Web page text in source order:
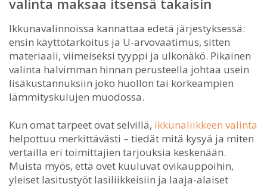
Ikkunavalinnoissa kannattaa edetä järjestyksessä:
ensin käyttötarkoitus ja U-arvovaatimus, sitten
materiaali, viimeiseksi tyyppi ja ulkonäkö. Pikainen
valinta halvimman hinnan perusteella johtaa usein
lisäkustannuksiin joko huollon tai korkeampien
lämmityskulujen muodossa.
Kun omat tarpeet ovat selvillä, ikkunaliikkeen valinta
helpottuu merkittävästi – tiedät mitä kysyä ja miten
vertailla eri toimittajien tarjouksia keskenään.
Muista myös, että ovet kuuluvat ovikauppoihin,
yleiset lasitustyöt lasiliikkeisiin ja laaja-alaiset